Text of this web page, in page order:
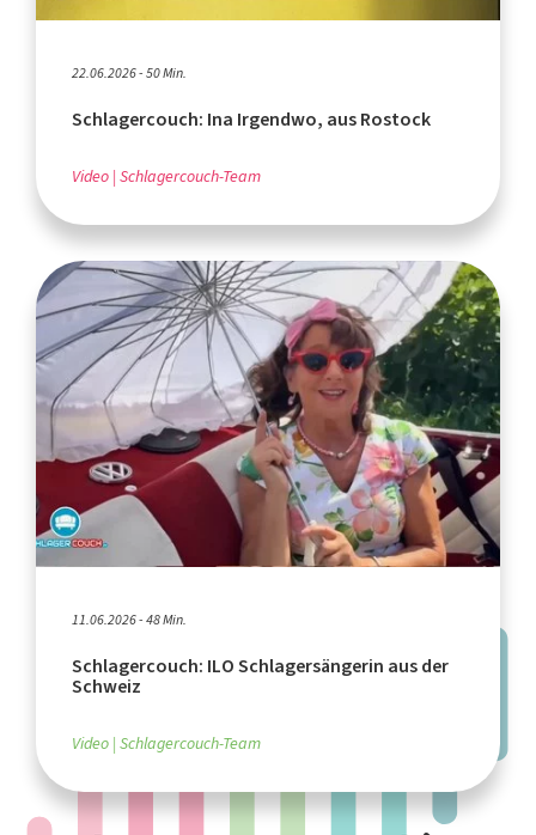
22.06.2026 - 50 Min.
Schlagercouch: Ina Irgendwo, aus Rostock
Video Schlagercouch-Team
11.06.2026 - 48 Min.
Schlagercouch: ILO Schlagersängerin aus der
Schweiz
Video Schlagercouch-Team